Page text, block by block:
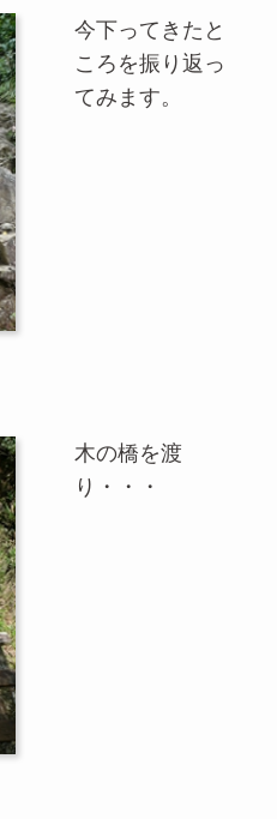
今下ってきたと
ころを振り返っ
てみます。
木の橋を渡
り・・・